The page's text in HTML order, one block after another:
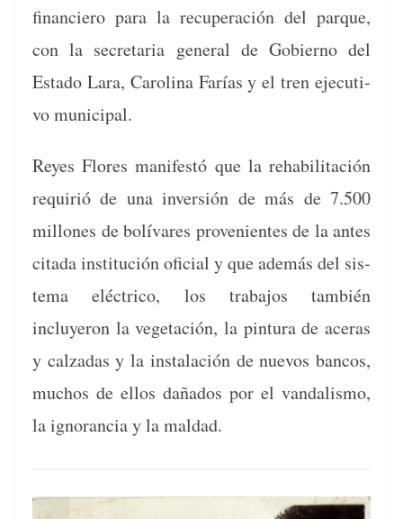
financiero para la recu­peración del par­que,
con la sec­re­taria gen­er­al de Gob­ier­no del
Esta­do Lara, Car­oli­na Farías y el tren ejec­u­ti­
vo municipal.
Reyes Flo­res man­i­festó que la reha­bil­itación
requir­ió de una inver­sión de más de 7.500
mil­lones de bolí­vares prove­nientes de la antes
cita­da insti­tu­ción ofi­cial y que además del sis­
tema eléc­tri­co, los tra­ba­jos tam­bién
incluyeron la veg­etación, la pin­tu­ra de aceras
y calzadas y la insta­lación de nuevos ban­cos,
muchos de ellos daña­dos por el van­dal­is­mo,
la igno­ran­cia y la maldad.